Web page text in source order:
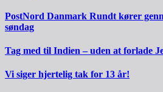
PostNord Danmark Rundt kører
søndag
Tag med til Indien – uden at forlade
Vi siger hjertelig tak for 13 år!